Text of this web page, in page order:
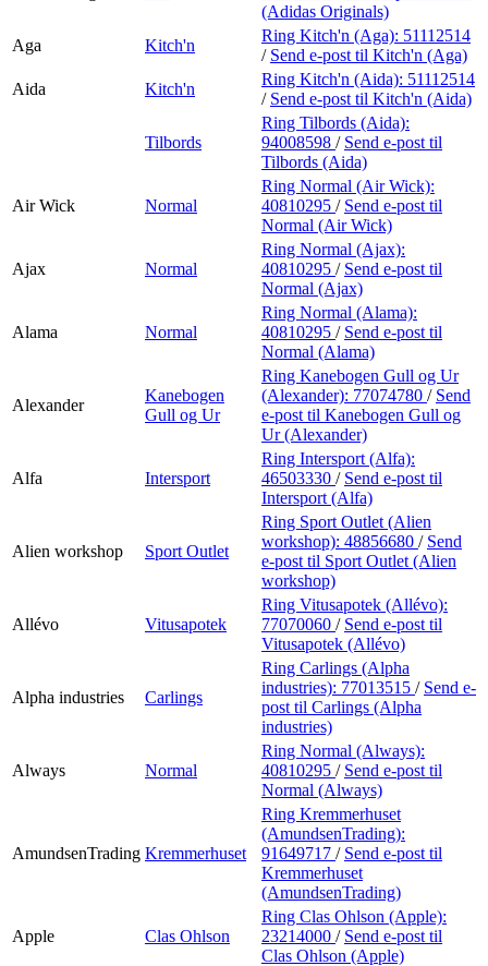
(Adidas Originals)
Aga
Kitch'n
Ring Kitch'n (Aga): 51112514
/ Send e-post til Kitch'n (Aga)
Aida
Kitch'n
Ring Kitch'n (Aida): 51112514
/ Send e-post til Kitch'n (Aida)
Tilbords
Ring Tilbords (Aida):
94008598 / Send e-post til
Tilbords (Aida)
Air Wick Normal
Ring Normal (Air Wick):
40810295 / Send e-post til
Normal (Air Wick)
Ajax Normal
Ring Normal (Ajax):
40810295 / Send e-post til
Normal (Ajax)
Alama Normal
Ring Normal (Alama):
40810295 / Send e-post til
Normal (Alama)
Alexander
Kanebogen
Gull og Ur
Ring Kanebogen Gull og Ur
(Alexander): 77074780 / Send
e-post til Kanebogen Gull og
Ur (Alexander)
Alfa Intersport
Ring Intersport (Alfa):
46503330 / Send e-post til
Intersport (Alfa)
Alien workshop Sport Outlet
Ring Sport Outlet (Alien
workshop): 48856680 / Send
e-post til Sport Outlet (Alien
workshop)
Allévo Vitusapotek
Ring Vitusapotek (Allévo):
77070060 / Send e-post til
Vitusapotek (Allévo)
Alpha industries Carlings
Ring Carlings (Alpha
industries): 77013515 / Send e-
post til Carlings (Alpha
industries)
Always Normal
Ring Normal (Always):
40810295 / Send e-post til
Normal (Always)
AmundsenTrading Kremmerhuset
Ring Kremmerhuset
(AmundsenTrading):
91649717 / Send e-post til
Kremmerhuset
(AmundsenTrading)
Apple Clas Ohlson
Ring Clas Ohlson (Apple):
23214000 / Send e-post til
Clas Ohlson (Apple)